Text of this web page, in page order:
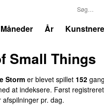
Måneder År Kunstnere
Small Things
Storm er blevet spillet 152
at indeksere. Først registreret
afspilninger pr. dag.